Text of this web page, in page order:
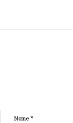
Nome*